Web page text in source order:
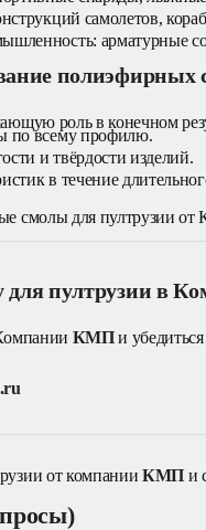
самолетов,
арматурные
роль в конечном
по всему профилю.
и твёрдости изделий.
в течение
смолы для пултрузии
для пултрузии в
КМП и
от компании КМП и